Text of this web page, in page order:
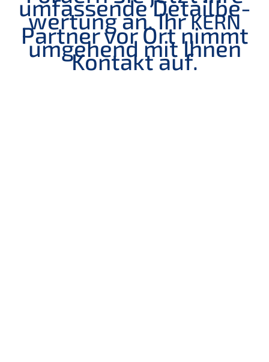
umfas­sen­de Detail­be­
wer­tung an. IhrKERN
Partner vor Ort nimmt
umgehend mit Ihnen
Kontakt auf.